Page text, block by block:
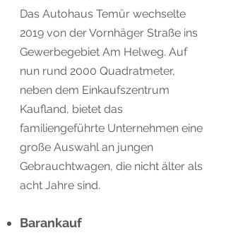
Das Autohaus Temür wechselte
2019 von der Vornhäger Straße ins
Gewerbegebiet Am Helweg. Auf
nun rund 2000 Quadratmeter,
neben dem Einkaufszentrum
Kaufland, bietet das
familiengeführte Unternehmen eine
große Auswahl an jungen
Gebrauchtwagen, die nicht älter als
acht Jahre sind.
Barankauf